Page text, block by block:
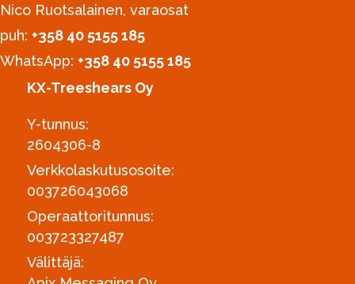
Nico Ruotsalainen, varaosat
puh: ‪+358 40 5155 185‬
WhatsApp: +358 40 5155 185
KX-Treeshears Oy
Y-tunnus:
2604306-8
Verkkolaskutusosoite:
003726043068
Operaattoritunnus:
003723327487
Välittäjä: